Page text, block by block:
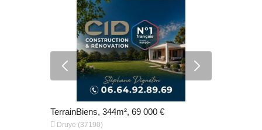
TerrainBiens, 344m², 69 000 €
 Druye (37190)